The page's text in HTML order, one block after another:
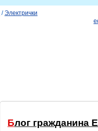
/Электрички
Блог гражданина